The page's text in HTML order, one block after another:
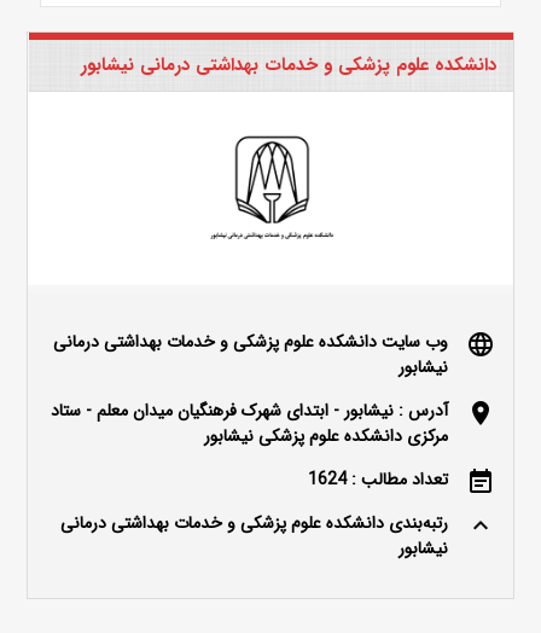
دانشکده علوم پزشکی و خدمات بهداشتی درمانی نیشابور
language
وب سایت دانشکده علوم پزشکی و خدمات بهداشتی درمانی
نیشابور
location_on
آدرس : نیشابور - ابتدای شهرک فرهنگیان میدان معلم - ستاد
مرکزی دانشکده علوم پزشکی نیشابور
event_note تعداد مطالب : 1624
keyboard_arrow_up
رتبه‌بندی دانشکده علوم پزشکی و خدمات بهداشتی درمانی
نیشابور